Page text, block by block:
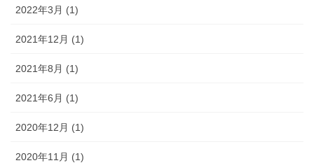
2022年3月 (1)
2021年12月 (1)
2021年8月 (1)
2021年6月 (1)
2020年12月 (1)
2020年11月 (1)